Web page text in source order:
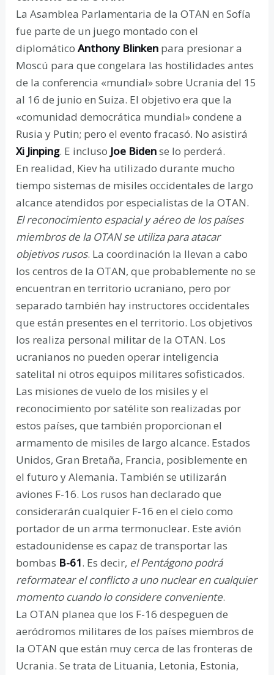
La Asamblea Parlamentaria de la OTAN en Sofía
fue parte de un juego montado con el
diplomáticoAnthony Blinken para presionar a
Moscú para que congelara las hostilidades antes
de la conferencia «mundial» sobre Ucrania del 15
al 16 de junio en Suiza. El objetivo era que la
«comunidad democrática mundial» condene a
Rusia y Putin; pero el evento fracasó. No asistirá
Xi Jinping. E incluso Joe Bidense lo perderá.
En realidad, Kiev ha utilizado durante mucho
tiempo sistemas de misiles occidentales de largo
alcance atendidos por especialistas de la OTAN.
El reconocimiento espacial y aéreo de los países
miembros de la OTAN se utiliza para atacar
objetivos rusos. La coordinación la llevan a cabo
los centros de la OTAN, que probablemente no se
encuentran en territorio ucraniano, pero por
separado también hay instructores occidentales
que están presentes en el territorio. Los objetivos
los realiza personal militar de la OTAN. Los
ucranianos no pueden operar inteligencia
satelital ni otros equipos militares sofisticados.
Las misiones de vuelo de los misiles y el
reconocimiento por satélite son realizadas por
estos países, que también proporcionan el
armamento de misiles de largo alcance. Estados
Unidos, Gran Bretaña, Francia, posiblemente en
el futuro y Alemania. También se utilizarán
aviones F-16. Los rusos han declarado que
considerarán cualquier F-16 en el cielo como
portador de un arma termonuclear. Este avión
estadounidense es capaz de transportar las
bombas B-61. Es decir, el Pentágono podrá
reformatear el conflicto a uno nuclear en cualquier
momento cuando lo considere conveniente.
La OTAN planea que los F-16 despeguen de
aeródromos militares de los países miembros de
la OTAN que están muy cerca de las fronteras de
Ucrania. Se trata de Lituania, Letonia, Estonia,